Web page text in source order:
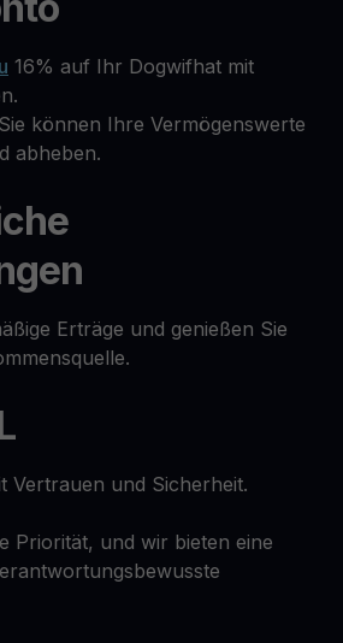
16% auf Ihr Dogwifhat mit
können Ihre Vermögenswerte
abheben.
Erträge und genießen Sie
Vertrauen und Sicherheit.
Priorität, und wir bieten eine